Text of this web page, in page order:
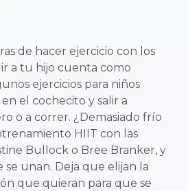
de hacer ejercicio con los
a tu hijo cuenta como
ejercicios para niños
el cochecito y salir a
o a correr. ¿Demasiado frío
HIIT con las
Bullock o Bree Branker, y
se unan. Deja que elijan la
que quieran para que se